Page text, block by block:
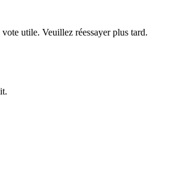
utile. Veuillez réessayer plus tard.